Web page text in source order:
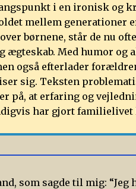
i en ironisk og
mellem generationer
børnene, står de nu
Med humor og
også efterlader
sig. Teksten
på, at erfaring og
har gjort
som sagde til mig: “Jeg